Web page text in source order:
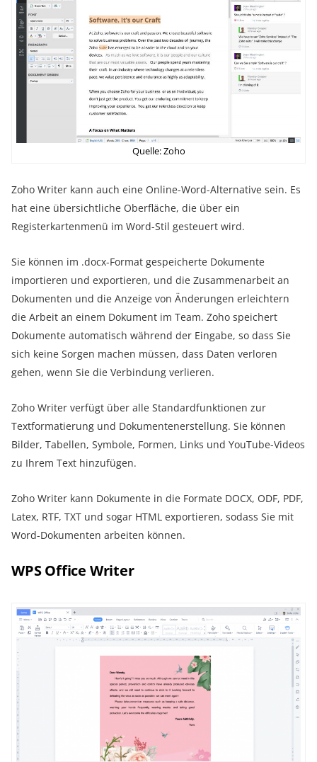
Quelle: Zoho
Zoho Writer kann auch eine Online-Word-Alternative sein. Es
hat eine übersichtliche Oberfläche, die über ein
Registerkartenmenü im Word-Stil gesteuert wird.
Sie können im .docx-Format gespeicherte Dokumente
importieren und exportieren, und die Zusammenarbeit an
Dokumenten und die Anzeige von Änderungen erleichtern
die Arbeit an einem Dokument im Team. Zoho speichert
Dokumente automatisch während der Eingabe, so dass Sie
sich keine Sorgen machen müssen, dass Daten verloren
gehen, wenn Sie die Verbindung verlieren.
Zoho Writer verfügt über alle Standardfunktionen zur
Textformatierung und Dokumentenerstellung. Sie können
Bilder, Tabellen, Symbole, Formen, Links und YouTube-Videos
zu Ihrem Text hinzufügen.
Zoho Writer kann Dokumente in die Formate DOCX, ODF, PDF,
Latex, RTF, TXT und sogar HTML exportieren, sodass Sie mit
Word-Dokumenten arbeiten können.
WPS Office Writer